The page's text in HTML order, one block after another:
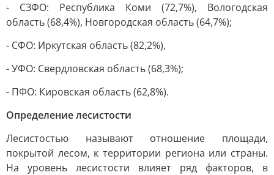
- СЗФО: Республика Коми (72,7%), Вологодская
область (68,4%), Новгородская область (64,7%);
- СФО: Иркутская область (82,2%),
- УФО: Свердловская область (68,3%);
- ПФО: Кировская область (62,8%).
Определение лесистости
Лесистостью называют отношение площади,
покрытой лесом, к территории региона или страны.
На уровень лесистости влияет ряд факторов, в